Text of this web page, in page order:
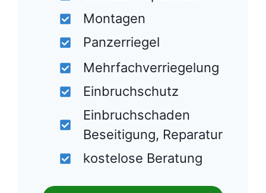
Montagen
Panzerriegel
Mehrfachverriegelung
Einbruchschutz
Einbruchschaden
Beseitigung, Reparatur
kostelose Beratung